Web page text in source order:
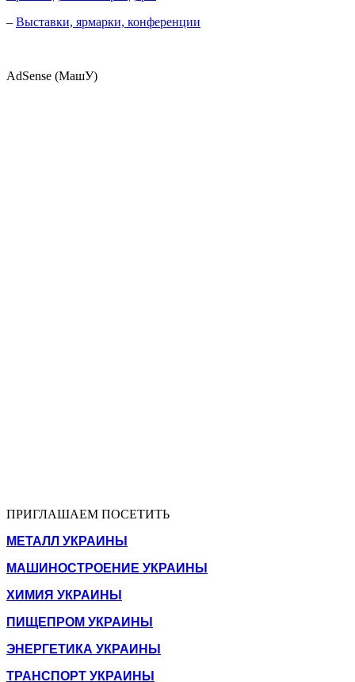
– Выставки, ярмарки, конференции
AdSense (МашУ)
ПРИГЛАШАЕМ ПОСЕТИТЬ
МЕТАЛЛ УКРАИНЫ
МАШИНОСТРОЕНИЕ УКРАИНЫ
ХИМИЯ УКРАИНЫ
ПИЩЕПРОМ УКРАИНЫ
ЭНЕРГЕТИКА УКРАИНЫ
ТРАНСПОРТ УКРАИНЫ